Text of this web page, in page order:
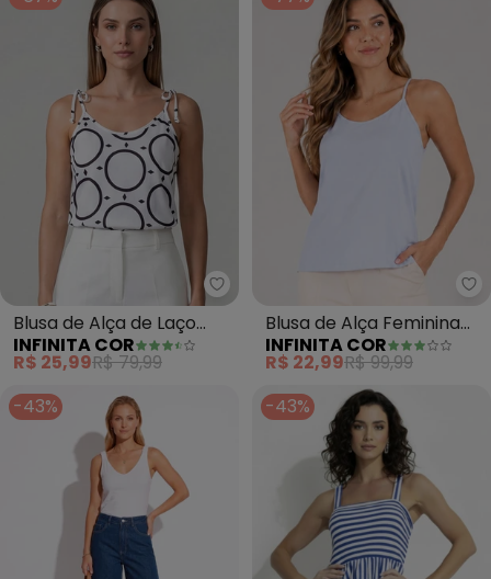
Infinita Cor - Blusa de Alça de
Blusa de Alça de Laço
(Branco)
INFINITA COR
R$ 25,99R$ 79,99
Blusa de Alça Feminina
Visco Premiere (Branco)
INFINITA COR
R$ 22,99R$ 99,99
-43%
-43%